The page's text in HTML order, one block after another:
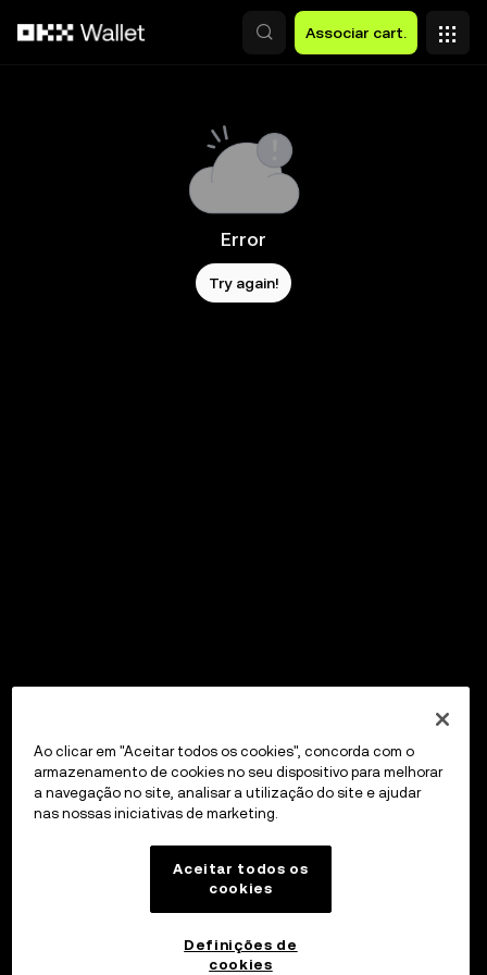
Associar cart.
Error
Try again!
Ao clicar em "Aceitar todos os cookies", concorda com o
armazenamento de cookies no seu dispositivo para melhorar
a navegação no site, analisar a utilização do site e ajudar
nas nossas iniciativas de marketing.
Aceitar todos os
cookies
Definições de
cookies